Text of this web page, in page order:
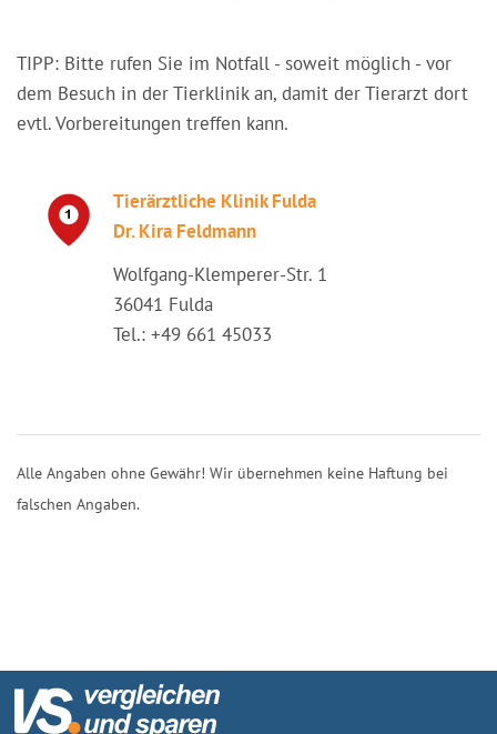
TIPP: Bitte rufen Sie im Notfall - soweit möglich - vor
dem Besuch in der Tierklinik an, damit der Tierarzt dort
evtl. Vorbereitungen treffen kann.
Tierärztliche Klinik Fulda
Dr. Kira Feldmann
Wolfgang-Klemperer-Str. 1
36041 Fulda
Tel.: +49 661 45033
Alle Angaben ohne Gewähr! Wir übernehmen keine Haftung bei
falschen Angaben.